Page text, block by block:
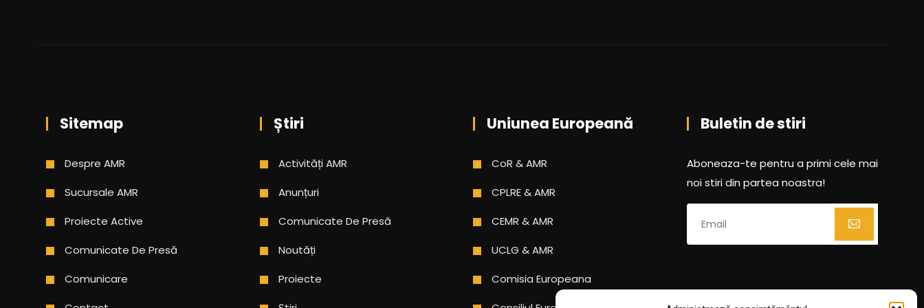
Sitemap
Despre AMR
Sucursale AMR
Proiecte Active
Comunicate De Presă
Comunicare
Știri
Activități AMR
Anunțuri
Comunicate De Presă
Noutăți
Proiecte
Uniunea Europeană
CoR & AMR
CPLRE & AMR
CEMR & AMR
UCLG & AMR
Comisia Europeana
Buletin de stiri
Aboneaza-te pentru a primi cele mai
noi stiri din partea noastra!